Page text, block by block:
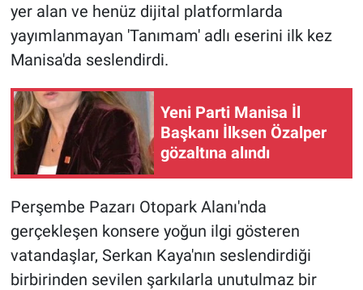
yer alan ve henüz dijital platformlarda
yayımlanmayan 'Tanımam' adlı eserini ilk kez
Manisa'da seslendirdi.
Yeni Parti Manisa İl
Başkanı İlksen Özalper
gözaltına alındı
Perşembe Pazarı Otopark Alanı'nda
gerçekleşen konsere yoğun ilgi gösteren
vatandaşlar, Serkan Kaya'nın seslendirdiği
birbirinden sevilen şarkılarla unutulmaz bir